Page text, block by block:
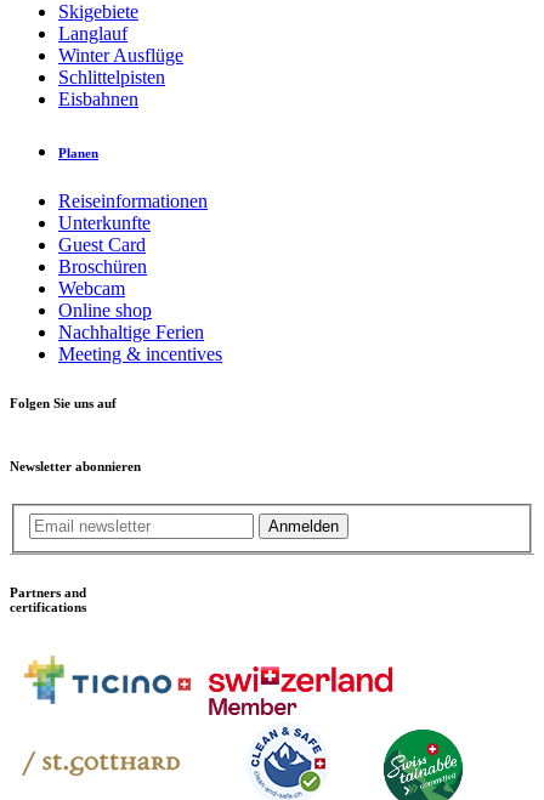
Skigebiete
Langlauf
Winter Ausflüge
Schlittelpisten
Eisbahnen
Planen
Reiseinformationen
Unterkunfte
Guest Card
Broschüren
Webcam
Online shop
Nachhaltige Ferien
Meeting & incentives
Folgen Sie uns auf
Newsletter abonnieren
Anmelden
Partners and
certifications